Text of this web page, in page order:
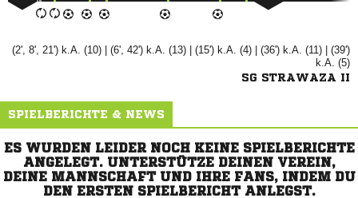
(2', 8', 21') k.A. (10) | (6', 42') k.A. (13) | (15') k.A. (4) | (36') k.A. (11) | (39')
k.A. (5)
SG STRAWAZA II
SPIELBERICHTE & NEWS
ES WURDEN LEIDER NOCH KEINE SPIELBERICHTE
ANGELEGT. UNTERSTÜTZE DEINEN VEREIN,
DEINE MANNSCHAFT UND IHRE FANS, INDEM DU
DEN ERSTEN SPIELBERICHT ANLEGST.